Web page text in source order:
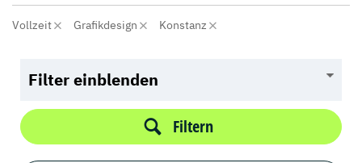
Vollzeit Grafikdesign Konstanz
Filter einblenden
Filtern